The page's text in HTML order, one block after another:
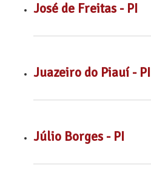
José de Freitas - PI
Juazeiro do Piauí - PI
Júlio Borges - PI